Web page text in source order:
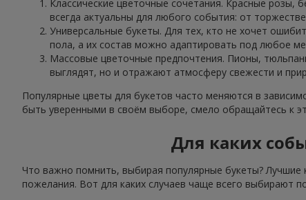
Классические цветочные сочетания. Красные
всегда актуальны для любого события: от
Универсальные букеты. Для тех, кто не хочет
пола, а их состав можно адаптировать под любое
Массовые цветочные предпочтения. Пионы,
выглядят, но и отражают атмосферу свежести и
Популярные цветы для букетов часто меняются в
быть уверенными в своём выборе, смело обращайтесь к
Для каких
Что важно помнить, выбирая популярные букеты?
пожелания. Вот для каких случаев чаще всего выбирают